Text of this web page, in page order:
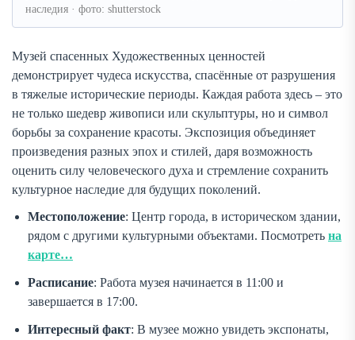
наследия · фото: shutterstock
Музей спасенных Художественных ценностей
демонстрирует чудеса искусства, спасённые от разрушения
в тяжелые исторические периоды. Каждая работа здесь – это
не только шедевр живописи или скульптуры, но и символ
борьбы за сохранение красоты. Экспозиция объединяет
произведения разных эпох и стилей, даря возможность
оценить силу человеческого духа и стремление сохранить
культурное наследие для будущих поколений.
Местоположение: Центр города, в историческом здании,
рядом с другими культурными объектами. Посмотреть на
карте…
Расписание: Работа музея начинается в 11:00 и
завершается в 17:00.
Интересный факт: В музее можно увидеть экспонаты,